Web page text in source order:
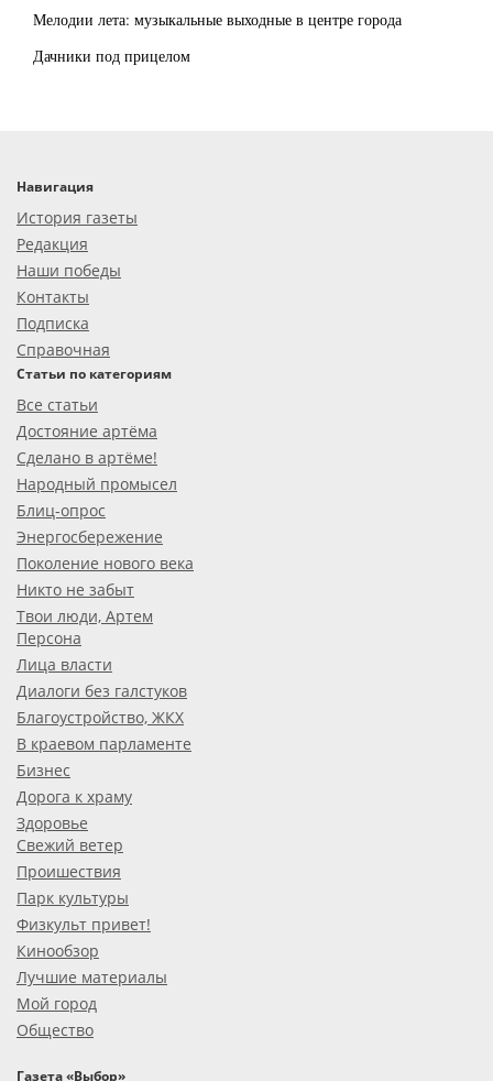
Мелодии лета: музыкальные выходные в центре города
Дачники под прицелом
Навигация
История газеты
Редакция
Наши победы
Контакты
Подписка
Справочная
Статьи по категориям
Все статьи
Достояние артёма
Сделано в артёме!
Народный промысел
Блиц-опрос
Энергосбережение
Поколение нового века
Никто не забыт
Твои люди, Артем
Персона
Лица власти
Диалоги без галстуков
Благоустройство, ЖКХ
В краевом парламенте
Бизнес
Дорога к храму
Здоровье
Свежий ветер
Проишествия
Парк культуры
Физкульт привет!
Кинообзор
Лучшие материалы
Мой город
Общество
Газета «Выбор»